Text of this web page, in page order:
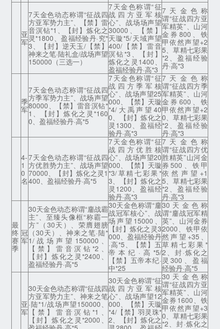
亚
军
7天金色动态称谓“征战四
方亚军势力主”、【禁】雷
音溟钻*1、【封】炼化之
灵*1800、盈福经验丹·究*
3、【封】逆天玉/【禁】
神来之笔·陆礼盒/战场声望
150000（三选一）
7天金色称谓“征
战四方亚军核
心”、战场场声望
30000、【禁】
天璇*5/天域声望
400/【禁】雷音
溟钻*3、【封】
炼化之灵1400、
盈福经验丹·高*3
7天金色称
谓“征战四方亚
军精英”、山河
金券800、铁
甲依然声望+2
5、草精七彩果
*2、盈福经验
丹·高*3
季
军
7天金色动态称谓“征战四
方季军势力主”、战场声望
80000、【禁】雷音溟钻*
1、【封】炼化之灵*160
0、盈福经验丹·高*5
7天金色称谓“征
战四方季军核
心”、战场声望25
000、【禁】天璇
*4/大禹声望40
0、【封】炼化之
灵1300、盈福经
验丹·高*3
7天金色称
谓“征战四方季
军精英”、山河
金券600、铁
甲依然声望+2
0、草精七彩果
*2、盈福经验
丹·高*3
4-
1
0
名
7天金色动态称谓“征战四
方优胜势力主”、战场声望
70000、【封】炼化之灵1
400、盈福经验丹·高*5
7天金色称谓“征
战四方优胜核
心”、战场声望20
000、【禁】天璇
*3/草精七彩果*
3、【封】炼化之
灵1200、盈福经
验丹·高*3
7天金色称
谓“征战四方优
胜精英”山河金
券500、铁甲
依然声望+1
5、草精七彩果
*2、盈福经验
丹·高*3
最
终
赛
季
冠
军
30天金色动态称谓“鏖战霸
主”、至臻头像框“称霸一
方”（30天）、荣膺翅膀
（30天）、神来之笔·陆*
1/战场声望150000、
【禁】雷音溟钻*2、
【封】炼化之灵*2400、
盈福经验丹·高*5
30天金色称谓“鏖
战冠军核心”、战
场声望15000、
【封】炼化之灵3
000、盈福经验丹
·高*5、【禁】五
帝本纪·高*5/
【禁】五帝本纪·
中*25
30天金色称
谓“鏖战冠军精
英”、山河金券
2000、铁甲依
然声望+35、
草精七彩果*
2、封·炼化之
灵300、盈福
经验丹·高*5
亚
军
30天金色动态称谓“征战四
方亚军势力主”、神来之笔
·陆*1/战场声望150000、
【禁】雷音溟钻*1、
【封】炼化之灵*2000、
30天金色称谓“征
战四方亚军核
心”、战场声望12
000、【禁】天璇
*4/【禁】羽灵珠*
2、【封】炼化之
30天金色称
谓“征战四方亚
军精英”、山河
金券1600、铁
甲依然声望+3
0、草精七彩果
*2、封·炼化之